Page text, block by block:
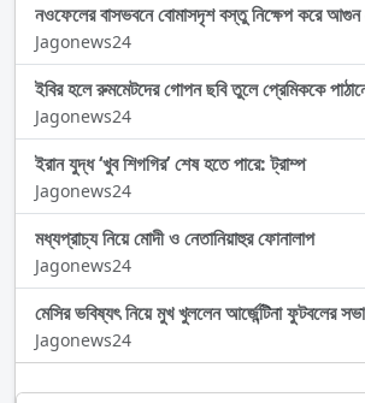
নওফেলের বাসভবনে বোমাসদৃশ বস্তু নিক্ষেপ করে আগুন
Jagonews24
ইবির হলে রুমমেটদের গোপন ছবি তুলে প্রেমিককে
Jagonews24
ইরান যুদ্ধ ‘খুব শিগগির’ শেষ হতে পারে: ট্রাম্প
Jagonews24
মধ্যপ্রাচ্য নিয়ে মোদী ও নেতানিয়াহুর ফোনালাপ
Jagonews24
মেসির ভবিষ্যৎ নিয়ে মুখ খুললেন আর্জেন্টিনা ফুটবলের
Jagonews24